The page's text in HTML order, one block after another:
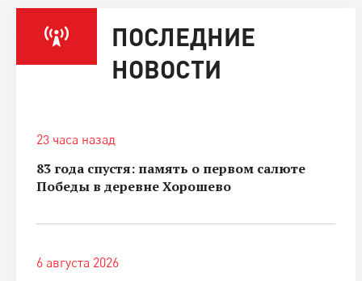
ПОСЛЕДНИЕ
НОВОСТИ
23 часа назад
83 года спустя: память о первом салюте
Победы в деревне Хорошево
6 августа 2026